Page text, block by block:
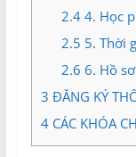
2.44. Học
2.5 5. Thời
2.6 6. Hồ
3 ĐĂNG KÝ
4CÁC KHÓA